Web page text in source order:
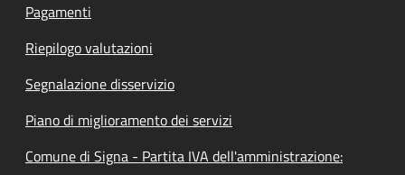
Pagamenti
Riepilogo valutazioni
Segnalazione disservizio
Piano di miglioramento dei servizi
Comune di Signa - Partita IVA dell'amministrazione: